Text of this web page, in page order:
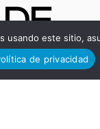
usando este sitio,
de privacidad